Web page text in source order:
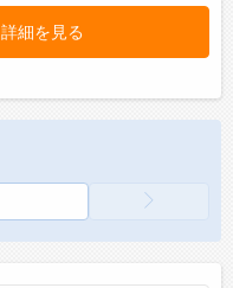
詳細を見る